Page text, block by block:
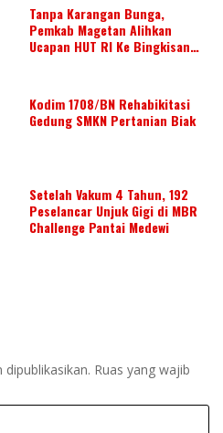
Tanpa Karangan Bunga,
Pemkab Magetan Alihkan
Ucapan HUT RI Ke Bingkisan
Kodim 1708/BN Rehabikitasi
Gedung SMKN Pertanian Biak
Setelah Vakum 4 Tahun, 192
Peselancar Unjuk Gigi di MBR
Challenge Pantai Medewi
Ruas yang wajib